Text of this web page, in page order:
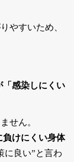
やすいため、
感染しにくい
せん。
負けにくい身体
に良い”と言わ